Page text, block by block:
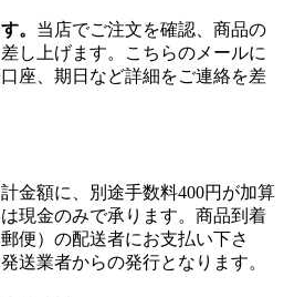
。 当店でご注文を確認、商品の
し上げます。こちらのメールに
座、期日など詳細をご連絡を差
金額に、別途手数料400円が加算
現金のみで承ります。商品到着
便）の配送者にお支払い下さ
送業者からの発行となります。